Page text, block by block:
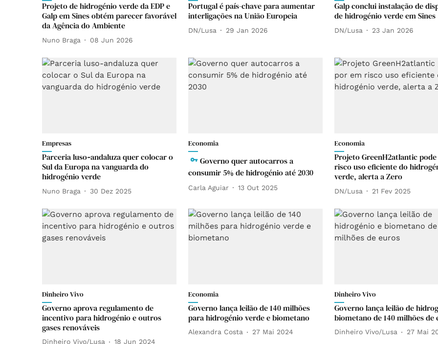
Projeto de hidrogénio verde da EDP e
Galp em Sines obtém parecer favorável
da Agência do Ambiente
Nuno Braga 08 Jun 2026
Portugal é país-chave para aumentar
interligações na União Europeia
DN/Lusa 29 Jan 2026
Galp conclui instalação de
de hidrogénio verde em Sines
DN/Lusa 23 Jan 2026
Empresas
Parceria luso‑andaluza quer colocar o
Sul da Europa na vanguarda do
hidrogénio verde
Nuno Braga 30 Dez 2025
Economia
Governo quer autocarros a
consumir 5% de hidrogénio até 2030
Carla Aguiar 13 Out 2025
Economia
Projeto GreenH2atlantic
risco uso eficiente do
verde, alerta a Zero
DN/Lusa 21 Fev 2025
Dinheiro Vivo
Governo aprova regulamento de
incentivo para hidrogénio e outros
gases renováveis
Dinheiro Vivo/Lusa 18 Jun 2024
Economia
Governo lança leilão de 140 milhões
para hidrogénio verde e biometano
Alexandra Costa 27 Mai 2024
Dinheiro Vivo
Governo lança leilão de
biometano de 140 milhões de
Dinheiro Vivo/Lusa 27 Mai